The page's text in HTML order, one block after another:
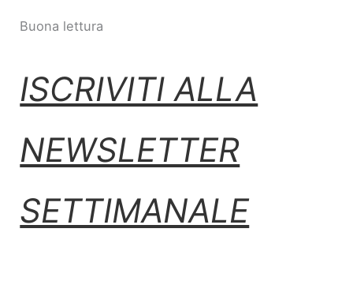
Buona lettura
ISCRIVITI ALLA
NEWSLETTER
SETTIMANALE